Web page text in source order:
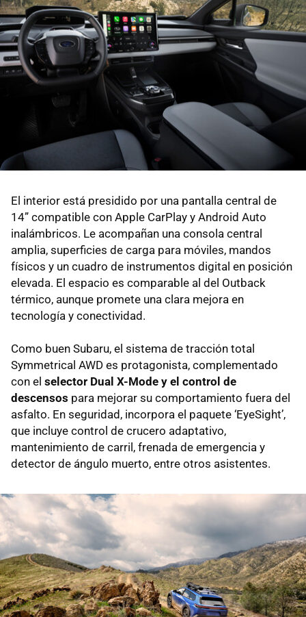
El interior está presidido por una pantalla central de
14” compatible con Apple CarPlay y Android Auto
inalámbricos. Le acompañan una consola central
amplia, superficies de carga para móviles, mandos
físicos y un cuadro de instrumentos digital en posición
elevada. El espacio es comparable al del Outback
térmico, aunque promete una clara mejora en
tecnología y conectividad.
Como buen Subaru, el sistema de tracción total
Symmetrical AWD es protagonista, complementado
con el selector Dual X-Mode y el control de
descensos para mejorar su comportamiento fuera del
asfalto. En seguridad, incorpora el paquete ‘EyeSight’,
que incluye control de crucero adaptativo,
mantenimiento de carril, frenada de emergencia y
detector de ángulo muerto, entre otros asistentes.